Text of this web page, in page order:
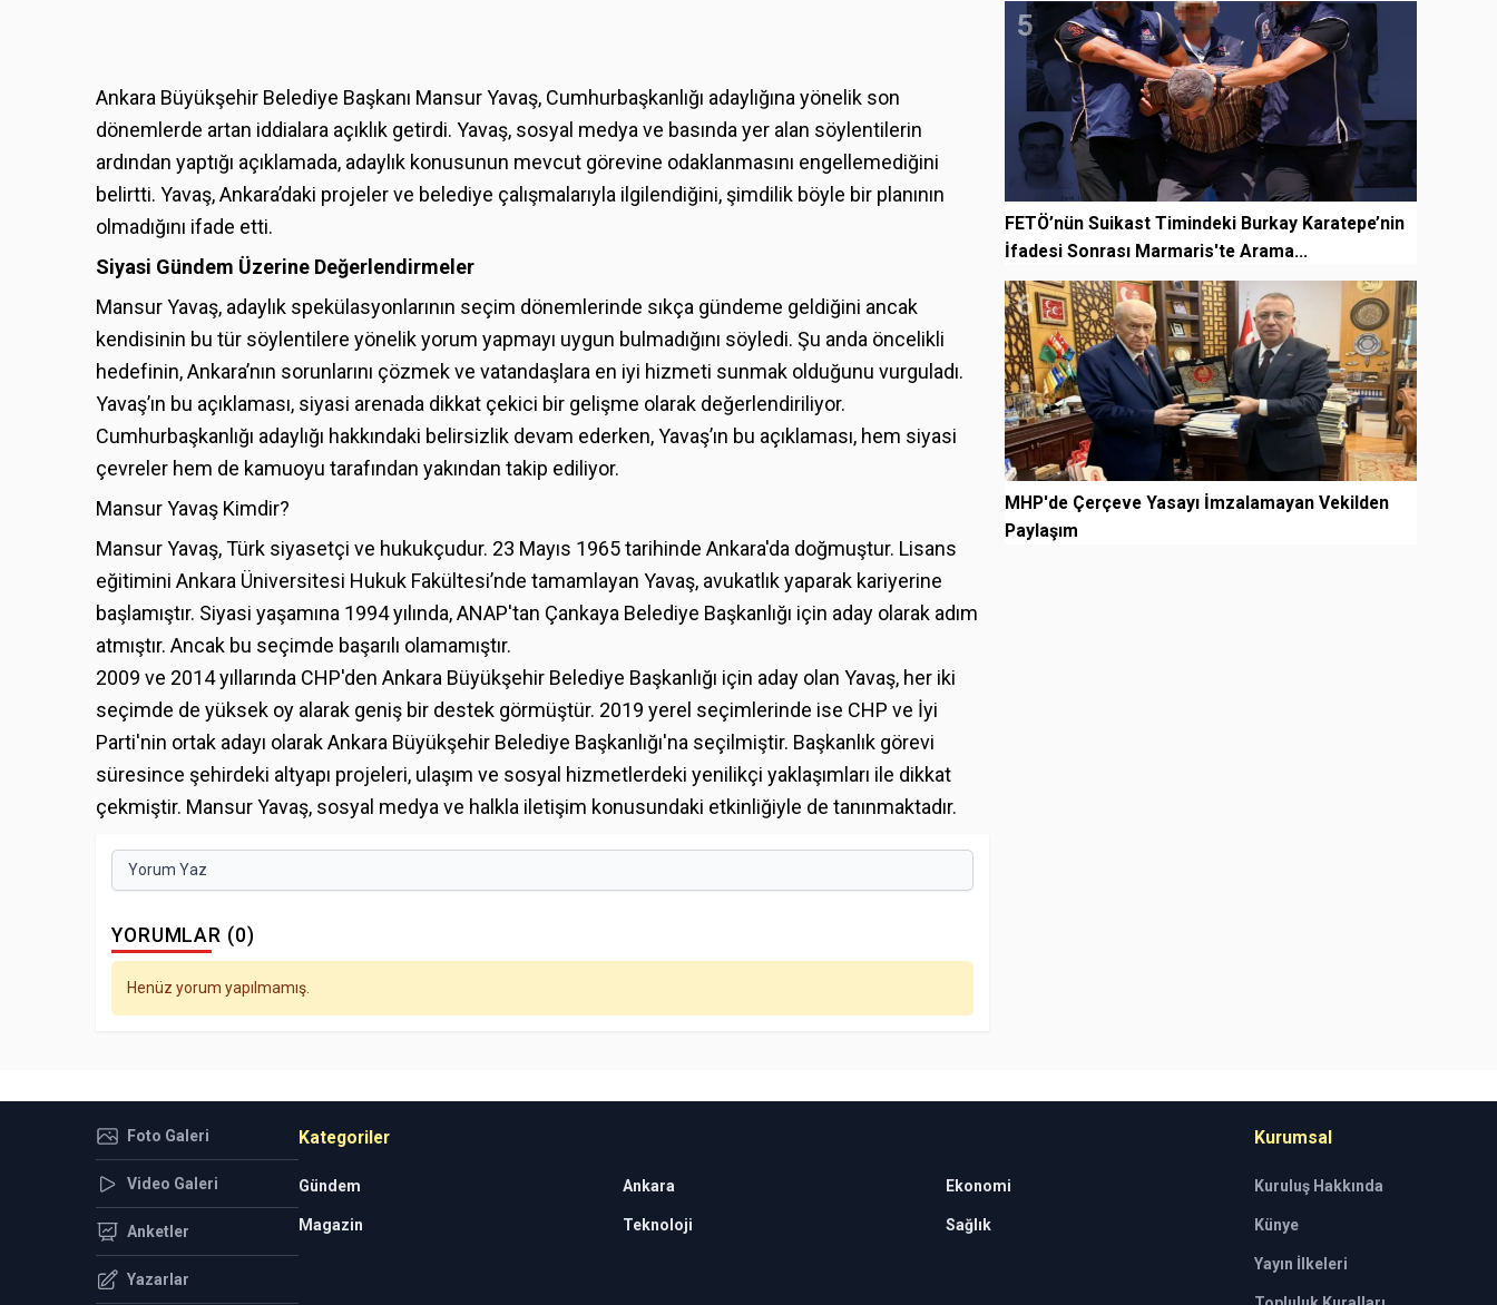
Ankara Büyükşehir Belediye Başkanı Mansur Yavaş, Cumhurbaşkanlığı adaylığına yönelik son
dönemlerde artan iddialara açıklık getirdi. Yavaş, sosyal medya ve basında yer alan söylentilerin
ardından yaptığı açıklamada, adaylık konusunun mevcut görevine odaklanmasını engellemediğini
belirtti. Yavaş, Ankara’daki projeler ve belediye çalışmalarıyla ilgilendiğini, şimdilik böyle bir planının
olmadığını ifade etti.
Siyasi Gündem Üzerine Değerlendirmeler
Mansur Yavaş, adaylık spekülasyonlarının seçim dönemlerinde sıkça gündeme geldiğini ancak
kendisinin bu tür söylentilere yönelik yorum yapmayı uygun bulmadığını söyledi. Şu anda öncelikli
hedefinin, Ankara’nın sorunlarını çözmek ve vatandaşlara en iyi hizmeti sunmak olduğunu vurguladı.
Yavaş’ın bu açıklaması, siyasi arenada dikkat çekici bir gelişme olarak değerlendiriliyor.
Cumhurbaşkanlığı adaylığı hakkındaki belirsizlik devam ederken, Yavaş’ın bu açıklaması, hem siyasi
çevreler hem de kamuoyu tarafından yakından takip ediliyor.
Mansur Yavaş Kimdir?
Mansur Yavaş, Türk siyasetçi ve hukukçudur. 23 Mayıs 1965 tarihinde Ankara'da doğmuştur. Lisans
eğitimini Ankara Üniversitesi Hukuk Fakültesi’nde tamamlayan Yavaş, avukatlık yaparak kariyerine
başlamıştır. Siyasi yaşamına 1994 yılında, ANAP'tan Çankaya Belediye Başkanlığı için aday olarak adım
atmıştır. Ancak bu seçimde başarılı olamamıştır.
2009 ve 2014 yıllarında CHP'den Ankara Büyükşehir Belediye Başkanlığı için aday olan Yavaş, her iki
seçimde de yüksek oy alarak geniş bir destek görmüştür. 2019 yerel seçimlerinde ise CHP ve İyi
Parti'nin ortak adayı olarak Ankara Büyükşehir Belediye Başkanlığı'na seçilmiştir. Başkanlık görevi
süresince şehirdeki altyapı projeleri, ulaşım ve sosyal hizmetlerdeki yenilikçi yaklaşımları ile dikkat
çekmiştir. Mansur Yavaş, sosyal medya ve halkla iletişim konusundaki etkinliğiyle de tanınmaktadır.
Yorum Yaz
YORUMLAR (0)
Henüz yorum yapılmamış.
5
FETÖ’nün Suikast Timindeki Burkay Karatepe’nin
İfadesi Sonrası Marmaris'te Arama...
6
MHP'de Çerçeve Yasayı İmzalamayan Vekilden
Paylaşım
Foto Galeri
Video Galeri
Anketler
Yazarlar
Kategoriler
Gündem Ankara Ekonomi
Magazin Teknoloji Sağlık
Kurumsal
Kuruluş Hakkında
Künye
Yayın İlkeleri